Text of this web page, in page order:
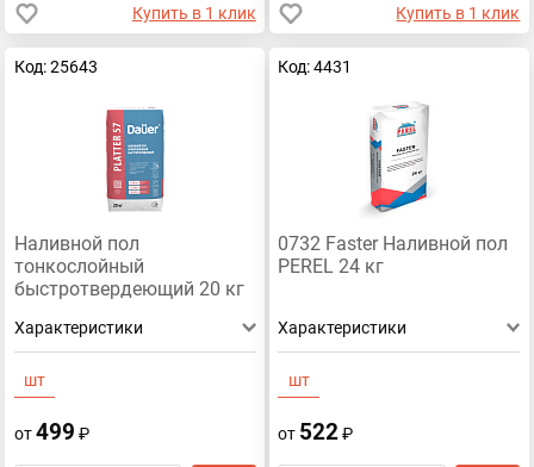
Купить в 1 клик Купить в 1 клик
Код: 25643
Наливной пол
тонкослойный
быстротвердеющий 20 кг
Характеристики
шт
от499 ₽
Код: 4431
0732 Faster Наливной пол
PEREL 24 кг
Характеристики
шт
от 522₽